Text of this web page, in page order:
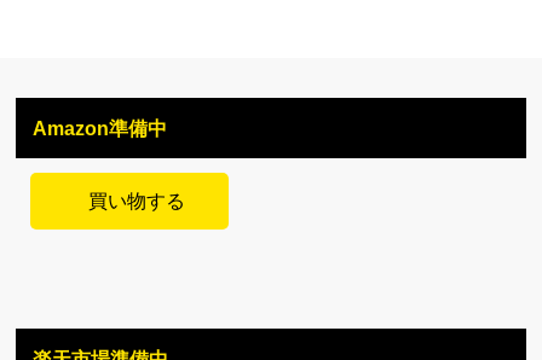
Amazon準備中
買い物する